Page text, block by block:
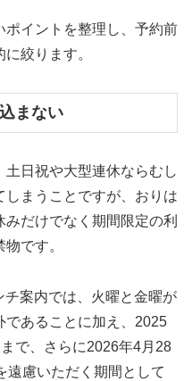
ポイントを整理し、予約前
絞ります。
まない
日祝や大型連休ならむし
まうことですが、おりは
だけでなく期間限定の利
です。
案内では、火曜と金曜が
であることに加え、2025
で、さらに2026年4月28
遠慮いただく期間として